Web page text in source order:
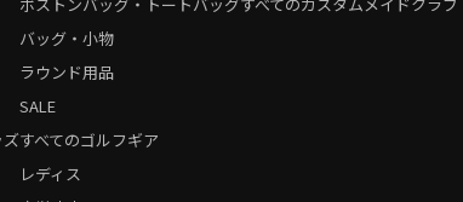
ズ
レディス
バッグ・小物
ラウンド用品
SALE
すべてのゴルフギア